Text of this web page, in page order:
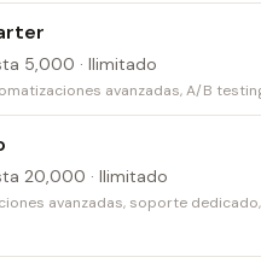
5,000 · Ilimitado
avanzadas, A/B
20,000 · Ilimitado
avanzadas, soporte dedicado,